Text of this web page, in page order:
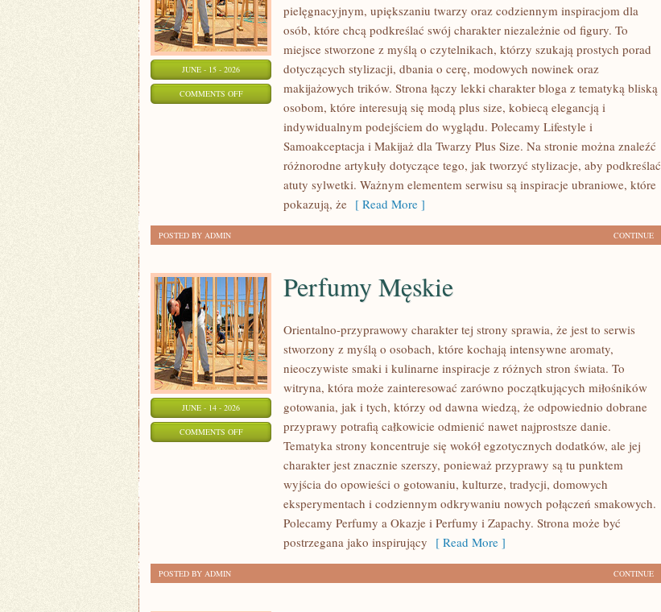
JUNE - 15 - 2026
COMMENTS OFFON
pielęgnacyjnym, upiększaniu twarzy oraz codziennym inspiracjom dla
osób, które chcą podkreślać swój charakter niezależnie od figury. To
miejsce stworzone z myślą o czytelnikach, którzy szukają prostych porad
dotyczących stylizacji, dbania o cerę, modowych nowinek oraz
makijażowych trików. Strona łączy lekki charakter bloga z tematyką bliską
osobom, które interesują się modą plus size, kobiecą elegancją i
indywidualnym podejściem do wyglądu. Polecamy Lifestyle i
Samoakceptacja i Makijaż dla Twarzy Plus Size. Na stronie można znaleźć
różnorodne artykuły dotyczące tego, jak tworzyć stylizacje, aby podkreślać
atuty sylwetki. Ważnym elementem serwisu są inspiracje ubraniowe, które
pokazują, że [ Read More ]
CONTINUE
POSTED BY ADMIN
JUNE - 14 - 2026
COMMENTS OFFON
Perfumy Męskie
Orientalno-przyprawowy charakter tej strony sprawia, że jest to serwis
stworzony z myślą o osobach, które kochają intensywne aromaty,
nieoczywiste smaki i kulinarne inspiracje z różnych stron świata. To
witryna, która może zainteresować zarówno początkujących miłośników
gotowania, jak i tych, którzy od dawna wiedzą, że odpowiednio dobrane
przyprawy potrafią całkowicie odmienić nawet najprostsze danie.
Tematyka strony koncentruje się wokół egzotycznych dodatków, ale jej
charakter jest znacznie szerszy, ponieważ przyprawy są tu punktem
wyjścia do opowieści o gotowaniu, kulturze, tradycji, domowych
eksperymentach i codziennym odkrywaniu nowych połączeń smakowych.
Polecamy Perfumy a Okazje i Perfumy i Zapachy. Strona może być
postrzegana jako inspirujący [ Read More ]
CONTINUE
POSTED BY ADMIN